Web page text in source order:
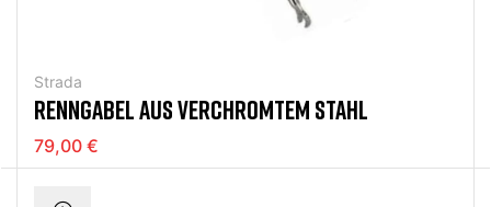
Strada
RENNGABEL AUS VERCHROMTEM STAHL
79,00 €